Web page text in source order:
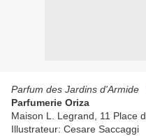
Parfum des Jardins d'Armide
Parfumerie Oriza
Maison L. Legrand, 11 Place
Illustrateur: Cesare Saccaggi